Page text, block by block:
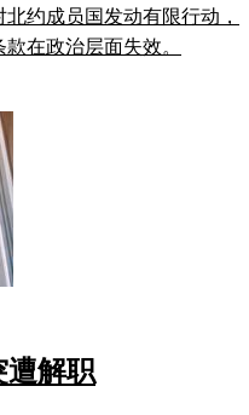
约成员国发动有限行动，
在政治层面失效。
遭解职